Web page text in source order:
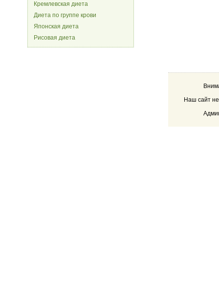
Кремлевская диета
Диета по группе крови
Японская диета
Рисовая диета
Наш сайт